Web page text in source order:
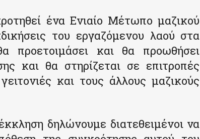
ένα Ενιαίο Μέτωπο μαζικού
του εργαζόμενου λαού στα
προετοιμάσει και θα προωθήσει
και θα στηρίζεται σε επιτροπές
και τους άλλους μαζικούς
δηλώνουμε διατεθειμένοι να